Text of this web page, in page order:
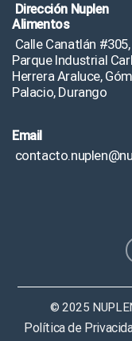
Dirección Nuplen
Alimentos
Calle Canatlán #305,
Parque Industrial
Herrera Araluce,
Palacio, Durango
Email
© 2025
Política de